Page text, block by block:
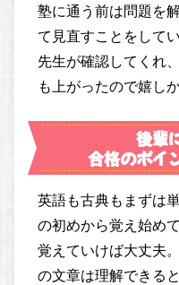
塾に通う前は問題を
て見直すことをして
先生が確認してくれ
も上がったので嬉しか
後輩
合格のポイ
英語も古典もまずは
の初めから覚え始め
覚えていけば大丈夫
の文章は理解できると